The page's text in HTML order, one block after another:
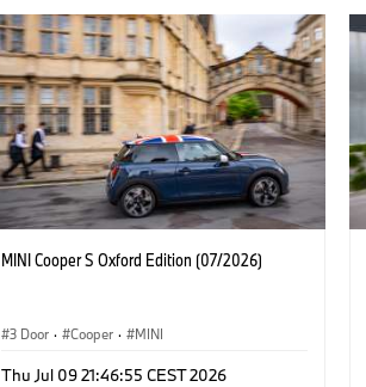
MINI Cooper S Oxford Edition (07/2026)
3 Door · Cooper · MINI
Thu Jul 09 21:46:55 CEST 2026